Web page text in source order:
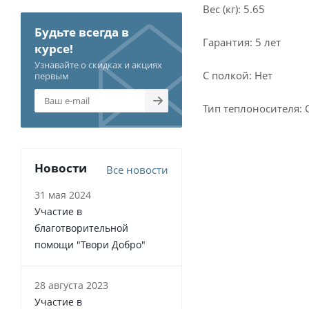
Вес (кг): 5.65
Гарантия: 5 лет
С полкой: Нет
Тип теплоносителя:
Будьте всегда в
курсе!
Узнавайте о скидках и акциях
первым
Новости Все новости
31 мая 2024
Участие в
благотворительной
помощи "Твори Добро"
28 августа 2023
Участие в